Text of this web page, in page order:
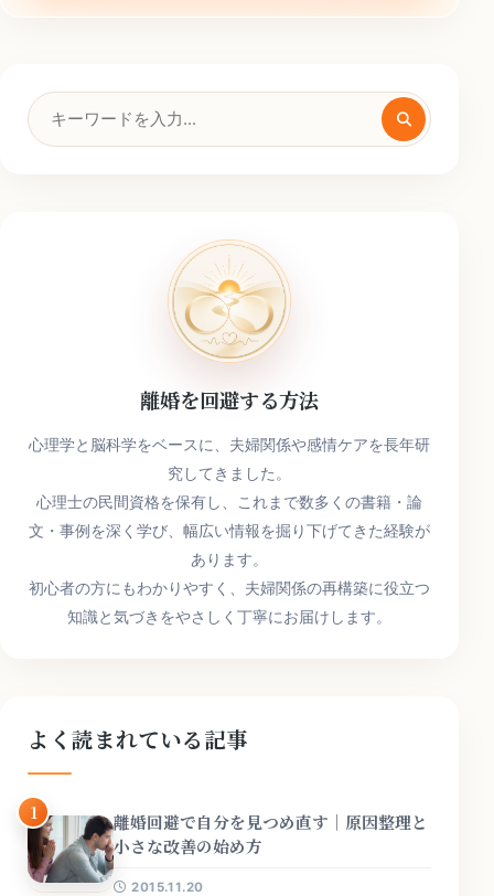
検
索
離婚を回避する方法
心理学と脳科学をベースに、夫婦関係や感情ケアを長年研
究してきました。
心理士の民間資格を保有し、これまで数多くの書籍・論
文・事例を深く学び、幅広い情報を掘り下げてきた経験が
あります。
初心者の方にもわかりやすく、夫婦関係の再構築に役立つ
知識と気づきをやさしく丁寧にお届けします。
よく読まれている記事
1
離婚回避で自分を見つめ直す｜原因整理と
小さな改善の始め方
2015.11.20